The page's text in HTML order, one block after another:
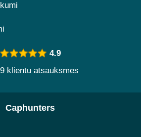
4.9
klientu atsauksmes
Caphunters